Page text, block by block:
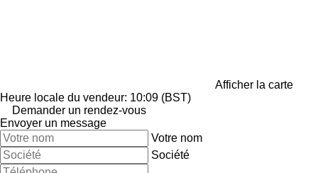
Afficher la carte
Heure locale du vendeur: 10:09 (BST)
Demander un rendez-vous
Envoyer un message
Votre nom
Société